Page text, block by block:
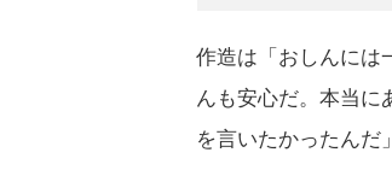
作造は「おしんには
んも安心だ。本当に
を言いたかったんだ